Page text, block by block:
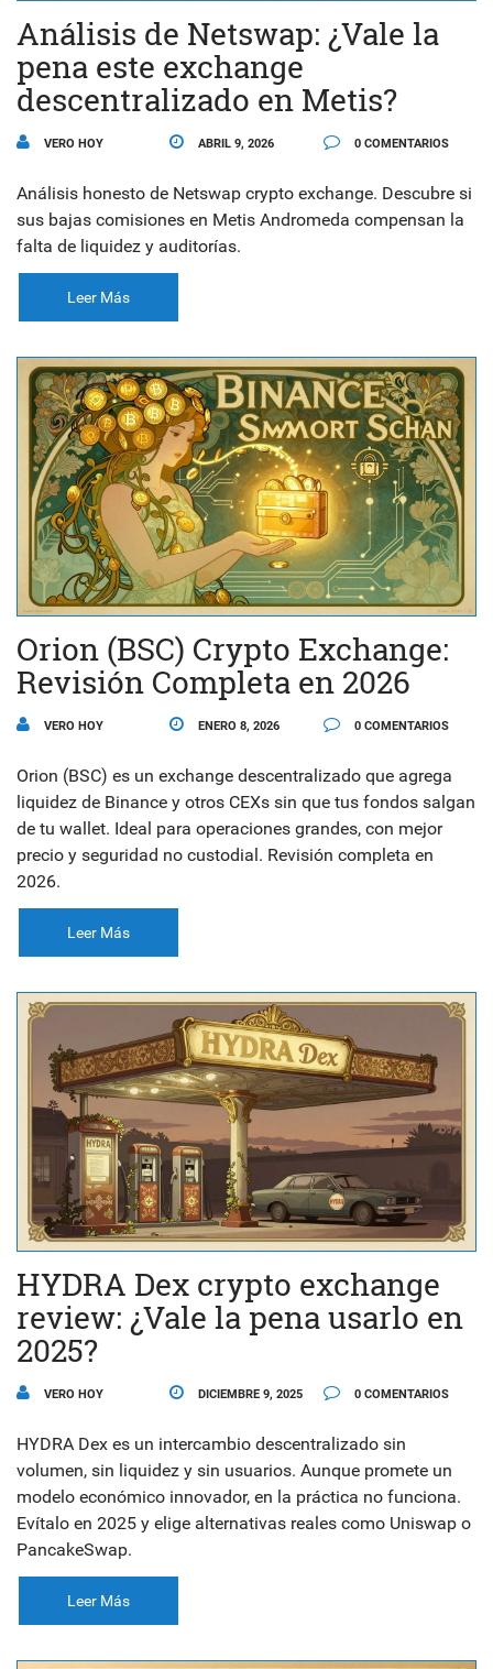
Análisis de Netswap: ¿Vale la
pena este exchange
descentralizado en Metis?
VERO HOY ABRIL 9, 2026 0 COMENTARIOS
Análisis honesto de Netswap crypto exchange. Descubre si
sus bajas comisiones en Metis Andromeda compensan la
falta de liquidez y auditorías.
Leer Más
Orion (BSC) Crypto Exchange:
Revisión Completa en 2026
VERO HOY ENERO 8, 2026 0 COMENTARIOS
Orion (BSC) es un exchange descentralizado que agrega
liquidez de Binance y otros CEXs sin que tus fondos salgan
de tu wallet. Ideal para operaciones grandes, con mejor
precio y seguridad no custodial. Revisión completa en
2026.
Leer Más
HYDRA Dex crypto exchange
review: ¿Vale la pena usarlo en
2025?
VERO HOY DICIEMBRE 9, 2025 0 COMENTARIOS
HYDRA Dex es un intercambio descentralizado sin
volumen, sin liquidez y sin usuarios. Aunque promete un
modelo económico innovador, en la práctica no funciona.
Evítalo en 2025 y elige alternativas reales como Uniswap o
PancakeSwap.
Leer Más